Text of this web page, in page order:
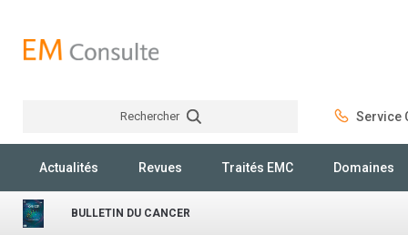
Rechercher Service
Actualités Revues Traités EMC Domaines
BULLETIN DU CANCER